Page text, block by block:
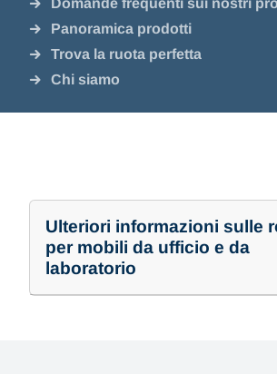
Panoramica prodotti
Trova la ruota perfetta
Chi siamo
Ulteriori informazioni sulle
per mobili da ufficio e da
laboratorio